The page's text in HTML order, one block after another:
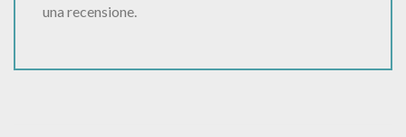
una recensione.